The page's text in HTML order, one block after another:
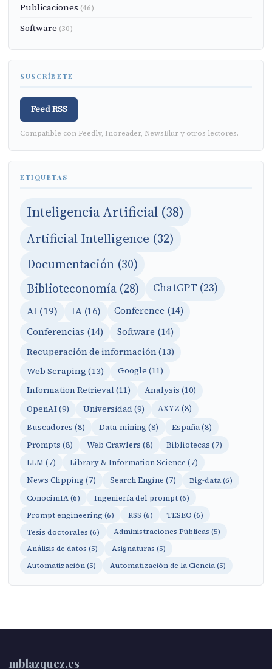
Publicaciones (46)
Software (30)
SUSCRÍBETE
Feed RSS
Compatible con Feedly, Inoreader, NewsBlur y otros lectores.
ETIQUETAS
Inteligencia Artificial (38)
Artificial Intelligence (32)
Documentación (30)
Biblioteconomía (28) ChatGPT (23)
AI (19) IA (16)
Conference (14)
Conferencias (14)
Software (14)
Recuperación de información (13)
Web Scraping (13)
Google (11)
Information Retrieval (11)
Analysis (10)
OpenAI (9) Universidad (9)
AXYZ (8)
Buscadores (8)
Data-mining (8)
España (8)
Prompts (8)
Web Crawlers (8)
Bibliotecas (7)
LLM (7)
Library & Information Science (7)
News Clipping (7)
Search Engine (7)
Big-data (6)
ConocimIA (6)
Ingeniería del prompt (6)
Prompt engineering (6)
RSS (6)
TESEO (6)
Tesis doctorales (6)
Administraciones Públicas (5)
Análisis de datos (5)
Asignaturas (5)
Automatización (5)
Automatización de la Ciencia (5)
mblazquez.es